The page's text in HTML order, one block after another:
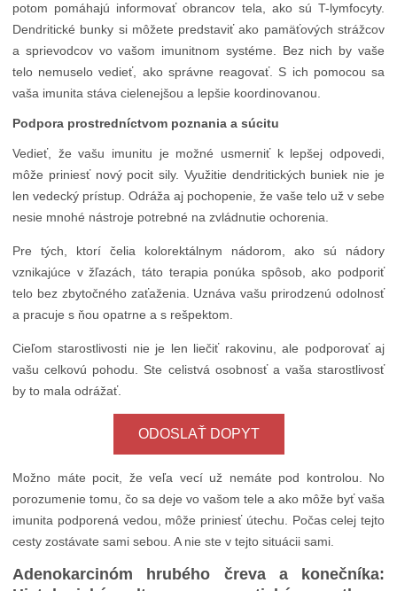
potom pomáhajú informovať obrancov tela, ako sú T-lymfocyty.
Dendritické bunky si môžete predstaviť ako pamäťových strážcov
a sprievodcov vo vašom imunitnom systéme. Bez nich by vaše
telo nemuselo vedieť, ako správne reagovať. S ich pomocou sa
vaša imunita stáva cielenejšou a lepšie koordinovanou.
Podpora prostredníctvom poznania a súcitu
Vedieť, že vašu imunitu je možné usmerniť k lepšej odpovedi,
môže priniesť nový pocit sily. Využitie dendritických buniek nie je
len vedecký prístup. Odráža aj pochopenie, že vaše telo už v sebe
nesie mnohé nástroje potrebné na zvládnutie ochorenia.
Pre tých, ktorí čelia kolorektálnym nádorom, ako sú nádory
vznikajúce v žľazách, táto terapia ponúka spôsob, ako podporiť
telo bez zbytočného zaťaženia. Uznáva vašu prirodzenú odolnosť
a pracuje s ňou opatrne a s rešpektom.
Cieľom starostlivosti nie je len liečiť rakovinu, ale podporovať aj
vašu celkovú pohodu. Ste celistvá osobnosť a vaša starostlivosť
by to mala odrážať.
ODOSLAŤ DOPYT
Možno máte pocit, že veľa vecí už nemáte pod kontrolou. No
porozumenie tomu, čo sa deje vo vašom tele a ako môže byť vaša
imunita podporená vedou, môže priniesť útechu. Počas celej tejto
cesty zostávate sami sebou. A nie ste v tejto situácii sami.
Adenokarcinóm hrubého čreva a konečníka: